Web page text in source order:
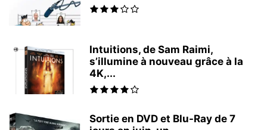
Intuitions, de Sam Raimi,
s’illumine à nouveau grâce à la
4K,...
Sortie en DVD et Blu-Ray de 7